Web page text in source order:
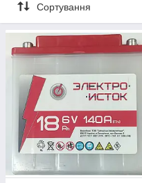
Сортування